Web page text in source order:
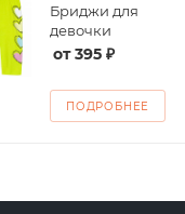
Бриджи для
девочки
от395 ₽
ПОДРОБНЕЕ